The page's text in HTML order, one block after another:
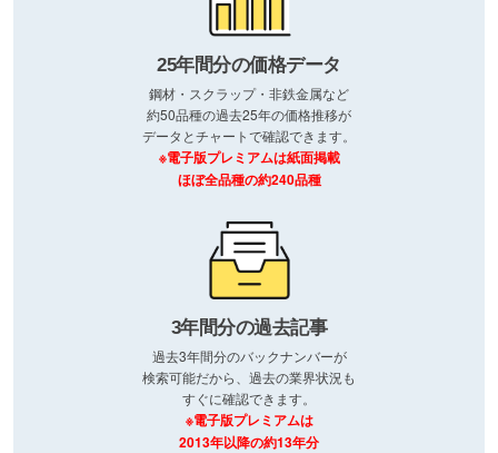
25年間分の価格データ
鋼材・スクラップ・非鉄金属など
約50品種の過去25年の価格推移が
データとチャートで確認できます。
※電子版プレミアムは紙面掲載
ほぼ全品種の約240品種
3年間分の過去記事
過去3年間分のバックナンバーが
検索可能だから、過去の業界状況も
すぐに確認できます。
※電子版プレミアムは
2013年以降の約13年分